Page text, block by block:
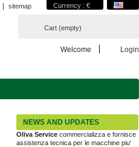
Currency : €
sitemap
Cart (empty)
Welcome Login
NEWS AND UPDATES
Oliva Service commercializza e fornisce
assistenza tecnica per le macchine piu'